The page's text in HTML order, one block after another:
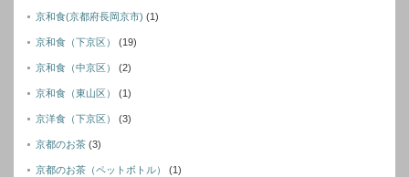
京和食(京都府長岡京市) (1)
京和食（下京区） (19)
京和食（中京区） (2)
京和食（東山区） (1)
京洋食（下京区） (3)
京都のお茶 (3)
京都のお茶（ペットボトル） (1)